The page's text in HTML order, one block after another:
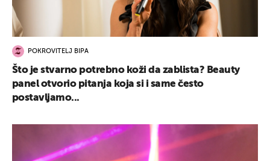
POKROVITELJ BIPA
Što je stvarno potrebno koži da zablista? Beauty
panel otvorio pitanja koja si i same često
postavljamo...